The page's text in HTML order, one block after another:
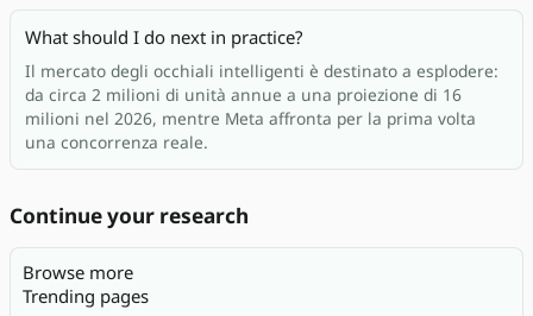
What should I do next in practice?
Il mercato degli occhiali intelligenti è destinato a esplodere:
da circa 2 milioni di unità annue a una proiezione di 16
milioni nel 2026, mentre Meta affronta per la prima volta
una concorrenza reale.
Continue your research
Browse more
Trending pages